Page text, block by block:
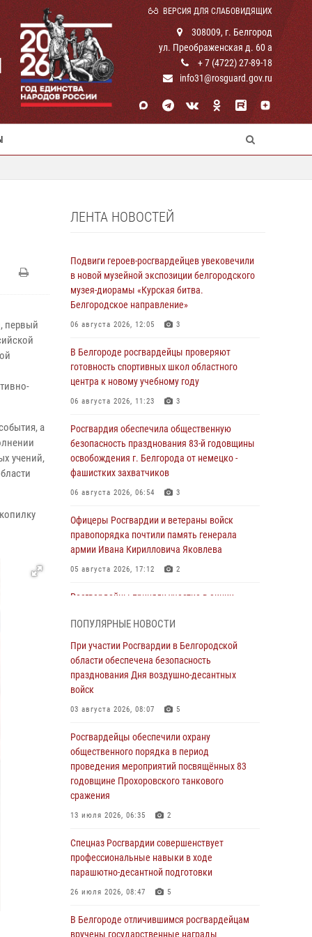
ВЕРСИЯ ДЛЯ СЛАБОВИДЯЩИХ
308009, г. Белгород
ул. Преображенская д. 60 а
+ 7 (4722) 27-89-18
info31@rosguard.gov.ru
первый
а
учений,
ЛЕНТА НОВОСТЕЙ
Подвиги героев‑росгвардейцев увековечили
в новой музейной экспозиции белгородского
музея‑диорамы «Курская битва.
Белгородское направление»
06 августа 2026, 12:05 3
В Белгороде росгвардейцы проверяют
готовность спортивных школ областного
центра к новому учебному году
06 августа 2026, 11:23 3
Росгвардия обеспечила общественную
безопасность празднования 83-й годовщины
освобождения г. Белгорода от немецко -
фашистких захватчиков
06 августа 2026, 06:54 3
Офицеры Росгвардии и ветераны войск
правопорядка почтили память генерала
армии Ивана Кирилловича Яковлева
05 августа 2026, 17:12 2
Росгвардейцы приняли участие в акции
годовщине освобождения Белгорода от
немецко ‑фашистских захватчиков
05 августа 2026, 08:34 4
Росгвардия призывает белгородских
владельцев оружия не затягивать с
05 августа 2026, 05:01
Росгвардейцы спасли раненого при атаке
FPV-дрона ВСУ жителя белгородского
приграничья
04 августа 2026, 10:43
За неделю белгородские росгвардейцы
пресекли свыше 130 правонарушений
04 августа 2026, 06:03
подозреваемую в краже товаров из
гипермаркета в Белгороде
ПОПУЛЯРНЫЕ НОВОСТИ
При участии Росгвардии в Белгородской
области обеспечена безопасность
празднования Дня воздушно-десантных
войск
03 августа 2026, 08:07 5
Росгвардейцы обеспечили охрану
общественного порядка в период
проведения мероприятий посвящённых 83
годовщине Прохоровского танкового
сражения
13 июля 2026, 06:35 2
Спецназ Росгвардии совершенствует
профессиональные навыки в ходе
парашютно-десантной подготовки
26 июля 2026, 08:47 5
В Белгороде отличившимся росгвардейцам
вручены государственные награды